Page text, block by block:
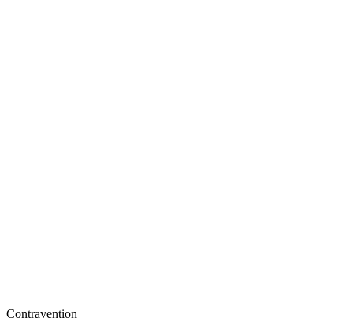
Contravention